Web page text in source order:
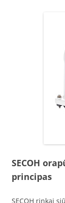
SECOH
principas
SECOH rinkai